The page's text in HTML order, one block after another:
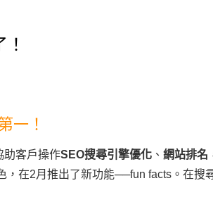
一！
助客戶操作SEO搜尋引擎優化 、 網站排名
在2月推出了新功能──fun facts。在搜